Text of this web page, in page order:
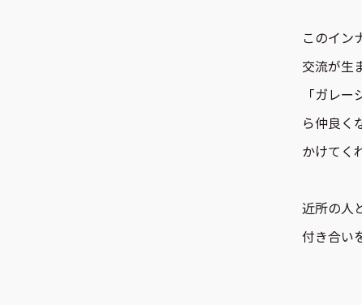
このイン
交流が生
「ガレ
ら仲良く
かけてく
近所の人
付き合い